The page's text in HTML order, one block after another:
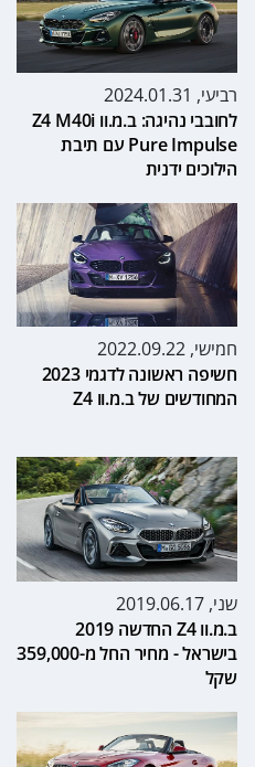
רביעי, 2024.01.31
לחובבי נהיגה: ב.מ.וו Z4 M40i
Pure Impulse עם תיבת
הילוכים ידנית
חמישי, 2022.09.22
חשיפה ראשונה לדגמי 2023
המחודשים של ב.מ.וו Z4
שני, 2019.06.17
ב.מ.וו Z4 החדשה 2019
בישראל - מחיר החל מ-359,000
שקל